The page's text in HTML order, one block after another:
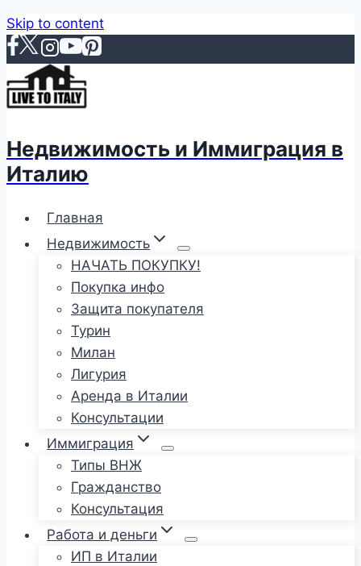
Skip to content
Недвижимость и Иммиграция в
Италию
Главная
Недвижимость
НАЧАТЬ ПОКУПКУ!
Покупка инфо
Защита покупателя
Турин
Милан
Лигурия
Аренда в Италии
Консультации
Иммиграция
Типы ВНЖ
Гражданство
Консультация
Работа и деньги
ИП в Италии